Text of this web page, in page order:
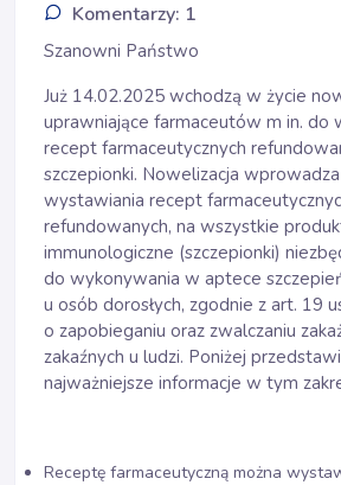
Komentarzy: 1
Szanowni Państwo
Już 14.02.2025 wchodzą w życie
uprawniające farmaceutów m in. do
recept farmaceutycznych
szczepionki. Nowelizacja
wystawiania recept
refundowanych, na wszystkie
immunologiczne (szczepionki)
do wykonywania w aptece
u osób dorosłych, zgodnie z art. 19
o zapobieganiu oraz zwalczaniu
zakaźnych u ludzi. Poniżej
najważniejsze informacje w tym
Receptę farmaceutyczną można